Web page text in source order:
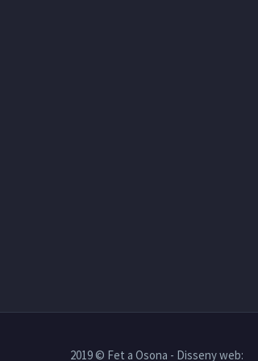
2019 © Fet a Osona - Disseny web: